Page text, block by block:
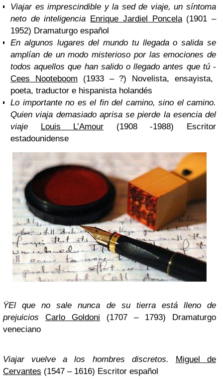
Viajar es imprescindible y la sed de viaje, un síntoma
neto de inteligencia Enrique Jardiel Poncela(1901 –
1952) Dramaturgo español
En algunos lugares del mundo tu llegada o salida se
amplían de un modo misterioso por las emociones de
todos aquellos que han salido o llegado antes que tú-
Cees Nooteboom (1933 – ?) Novelista, ensayista,
poeta, traductor e hispanista holandés
Lo importante no es el fin del camino, sino el camino.
Quien viaja demasiado aprisa se pierde la esencia del
viaje Louis L’Amour
(1908 -1988) Escritor
estadounidense
ŸEl que no sale nunca de su tierra está lleno de
prejuicios Carlo Goldoni (1707 – 1793) Dramaturgo
veneciano
Viajar vuelve a los hombres discretos. Miguel de
Cervantes (1547 – 1616) Escritor español